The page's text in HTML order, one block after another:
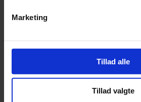
Marketing
Tillad alle
Tillad valgte
po@grakom.dk
En ny EU-regel betyder, at det er blevet
plastaffald til genanvendelse ud af det